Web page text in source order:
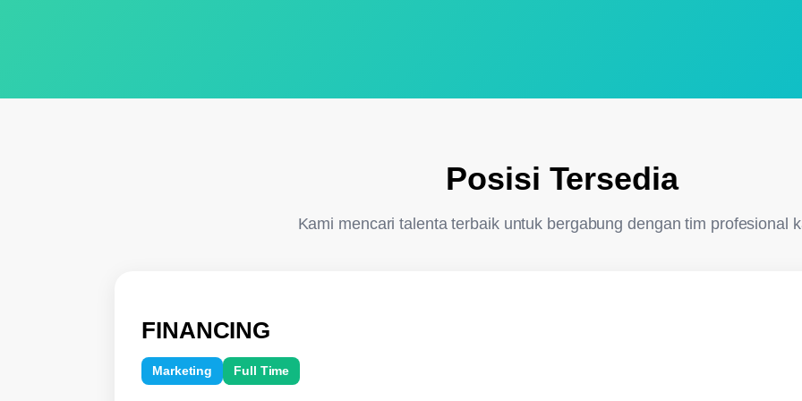
Posisi Tersedia
Kami mencari talenta terbaik untuk bergabung dengan tim profesional
FINANCING
Marketing Full Time